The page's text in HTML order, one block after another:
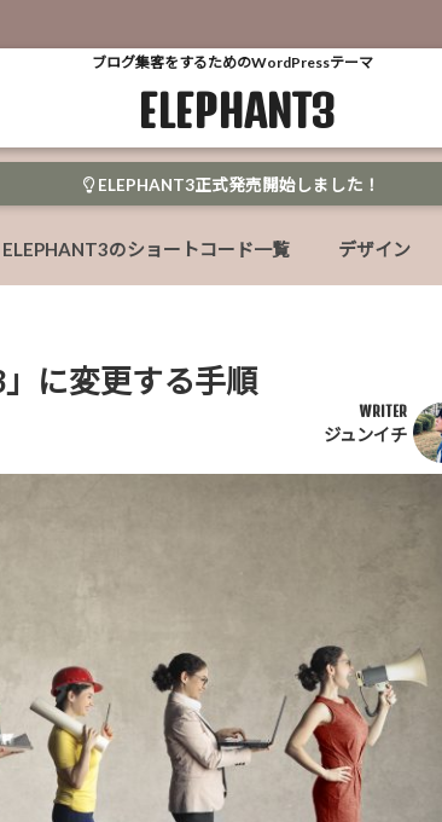
ブログ集客をするためのWordPressテーマ
ELEPHANT3
ELEPHANT3正式発売開始しました！
ELEPHANT3のショートコード一覧 デザイン
に変更する手順
WRITER
ジュンイチ